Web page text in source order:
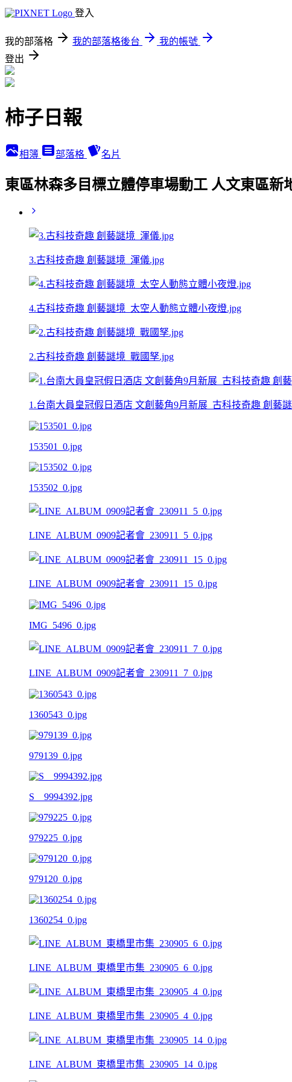
登入
我的部落格 我的部落格後台
我的帳號
登出
柿子日報
相簿 部落格 名片
東區林森多目標立體停車場動工 人文東區新
3.古科技奇趣 創藝謎境_渾儀.jpg
4.古科技奇趣 創藝謎境_太空人動態立體小夜燈.jpg
2.古科技奇趣 創藝謎境_戰國孥.jpg
1.台南大員皇冠假日酒店 文創藝角9月新展_古科技奇趣 創藝
153501_0.jpg
153502_0.jpg
LINE_ALBUM_0909記者會_230911_5_0.jpg
LINE_ALBUM_0909記者會_230911_15_0.jpg
IMG_5496_0.jpg
LINE_ALBUM_0909記者會_230911_7_0.jpg
1360543_0.jpg
979139_0.jpg
S__9994392.jpg
979225_0.jpg
979120_0.jpg
1360254_0.jpg
LINE_ALBUM_東橋里市集_230905_6_0.jpg
LINE_ALBUM_東橋里市集_230905_4_0.jpg
LINE_ALBUM_東橋里市集_230905_14_0.jpg